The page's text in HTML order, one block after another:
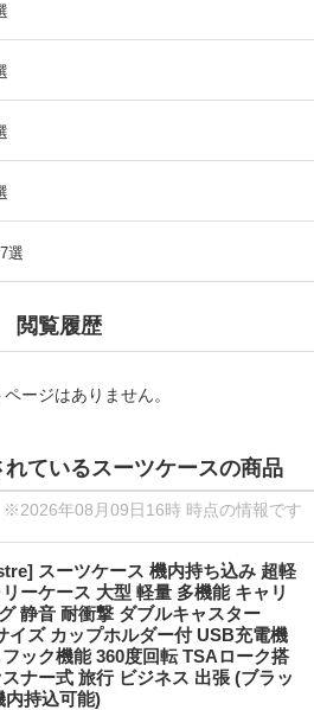
選
閲覧履歴
ージはありません。
ているスーツケースの商品
※2026年08月09日16時 時点の情報です
スーツケース 機内持ち込み 超軽
ーケース 大型 軽量 多機能 キャリ
静音 耐衝撃 ダブルキャスター
イズ カップホルダー付 USB充電機
ック機能 360度回転 TSAローク搭
ナー式 旅行 ビジネス 出張 (ブラッ
内持込可能)